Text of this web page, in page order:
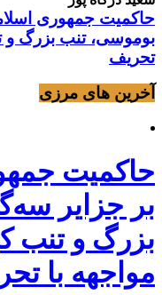
حاکمیت جمهوری
بوموسی، تنب بزرگ و‌
تحریف
آخرین های مرزی
حاکمیت
بر جزایر
بزرگ و‌ تنب
مواجهه با